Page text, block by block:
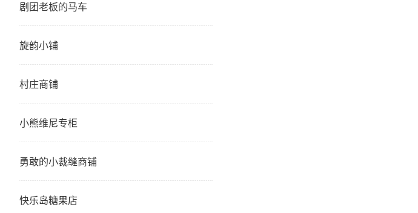
剧团老板的马车
旋韵小铺
村庄商铺
小熊维尼专柜
勇敢的小裁缝商铺
快乐岛糖果店